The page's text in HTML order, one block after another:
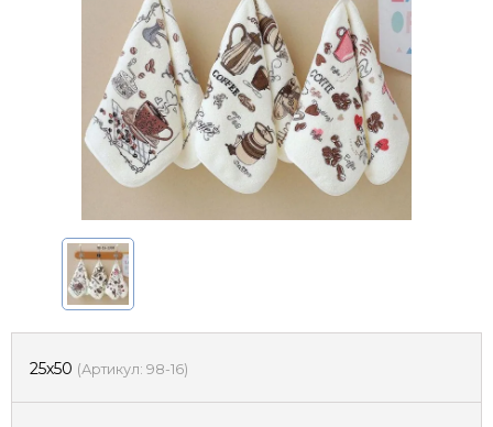
25х50 (Артикул: 98-16)